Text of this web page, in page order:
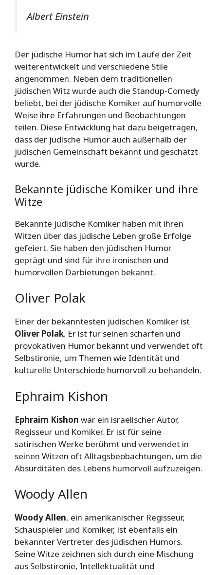
Albert Einstein
Der jüdische Humor hat sich im Laufe der Zeit
weiterentwickelt und verschiedene Stile
angenommen. Neben dem traditionellen
jüdischen Witz wurde auch die Standup-Comedy
beliebt, bei der jüdische Komiker auf humorvolle
Weise ihre Erfahrungen und Beobachtungen
teilen. Diese Entwicklung hat dazu beigetragen,
dass der jüdische Humor auch außerhalb der
jüdischen Gemeinschaft bekannt und geschätzt
wurde.
Bekannte jüdische Komiker und ihre
Witze
Bekannte jüdische Komiker haben mit ihren
Witzen über das jüdische Leben große Erfolge
gefeiert. Sie haben den jüdischen Humor
geprägt und sind für ihre ironischen und
humorvollen Darbietungen bekannt.
Oliver Polak
Einer der bekanntesten jüdischen Komiker ist
Oliver Polak. Er ist für seinen scharfen und
provokativen Humor bekannt und verwendet oft
Selbstironie, um Themen wie Identität und
kulturelle Unterschiede humorvoll zu behandeln.
Ephraim Kishon
Ephraim Kishon war ein israelischer Autor,
Regisseur und Komiker. Er ist für seine
satirischen Werke berühmt und verwendet in
seinen Witzen oft Alltagsbeobachtungen, um die
Absurditäten des Lebens humorvoll aufzuzeigen.
Woody Allen
Woody Allen, ein amerikanischer Regisseur,
Schauspieler und Komiker, ist ebenfalls ein
bekannter Vertreter des jüdischen Humors.
Seine Witze zeichnen sich durch eine Mischung
aus Selbstironie, Intellektualität und